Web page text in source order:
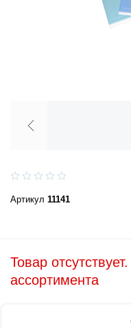
Артикул 11141
Товар
ассортимента